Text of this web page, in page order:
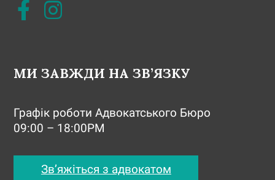
МИ ЗАВЖДИ НА ЗВ’ЯЗКУ
Графік роботи Адвокатського Бюро
09:00 – 18:00PM
Зв’яжіться з адвокатом